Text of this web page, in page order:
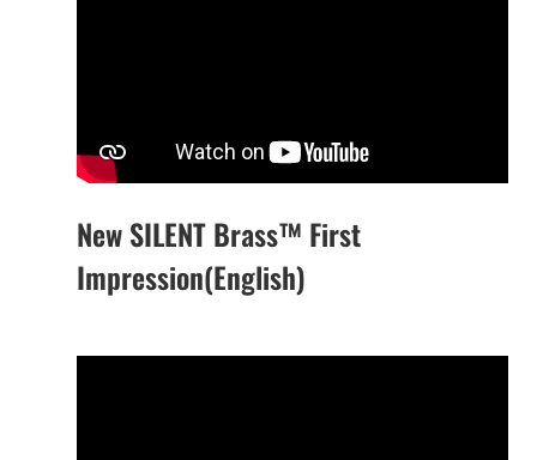
New SILENT Brass™ First
Impression(English)